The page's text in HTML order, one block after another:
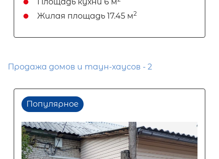
Площадь кухни 6 м
Жилая площадь 17.45 м2
Продажа домов и таун-хаусов - 2
Популярное